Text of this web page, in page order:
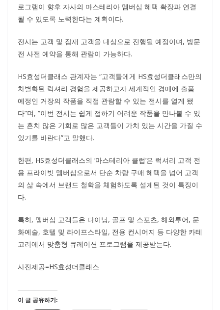
로그램이 향후 자사의 마스테리아 멤버십 혜택 확장과 연결
될 수 있도록 노력한다는 계획이다.
전시는 고객 및 잠재 고객을 대상으로 진행될 예정이며, 방문
전 사전 예약을 통해 관람이 가능하다.
HS효성더클래스 관계자는 “고객들에게 HS효성더클래스만의
차별화된 럭셔리 경험을 제공하고자 세계적인 경매에 출품
예정인 거장의 작품을 직접 관람할 수 있는 전시를 열게 됐
다”며, “이번 전시는 쉽게 접하기 어려운 작품을 만나볼 수 있
는 흔치 않은 기회로 많은 고객들이 가치 있는 시간을 가질 수
있기를 바란다”고 말했다.
한편, HS효성더클래스의 ‘마스테리아 클럽’은 럭셔리 고객 전
용 프라이빗 멤버십으로서 단순 차량 구매 혜택을 넘어 고객
의 삶 속에서 브랜드 철학을 체험하도록 설계된 것이 특징이
다.
특히, 멤버십 고객들은 다이닝, 골프 및 스포츠, 해외투어, 문
화예술, 호텔 및 라이프스타일, 전용 컨시어지 등 다양한 카테
고리에서 맞춤형 큐레이션 프로그램을 제공받는다.
사진제공=HS효성더클래스
이 글 공유하기: